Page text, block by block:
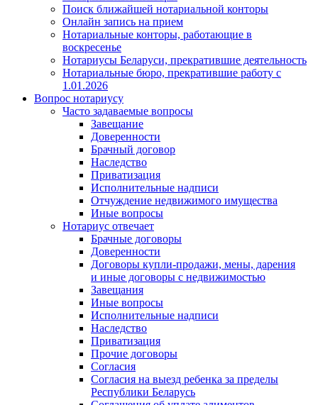
Поиск ближайшей нотариальной конторы
Онлайн запись на прием
Нотариальные конторы, работающие в
воскресенье
Нотариусы Беларуси, прекратившие деятельность
Нотариальные бюро, прекратившие работу с
1.01.2026
Вопрос нотариусу
Часто задаваемые вопросы
Завещание
Доверенности
Брачный договор
Наследство
Приватизация
Исполнительные надписи
Отчуждение недвижимого имущества
Иные вопросы
Нотариус отвечает
Брачные договоры
Доверенности
Договоры купли-продажи, мены, дарения
и иные договоры с недвижимостью
Завещания
Иные вопросы
Исполнительные надписи
Наследство
Приватизация
Прочие договоры
Согласия
Согласия на выезд ребенка за пределы
Республики Беларусь